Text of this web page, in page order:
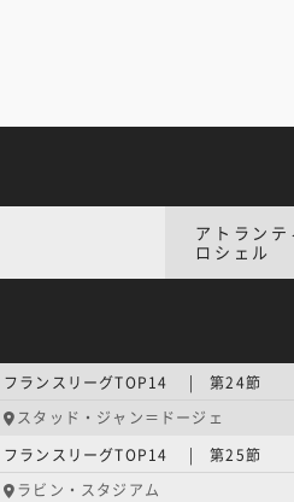
アトランテ
ロシェル
フランスリーグTOP14 | 第24節
スタッド・ジャン＝ドージェ
フランスリーグTOP14 | 第25節
ラビン・スタジアム